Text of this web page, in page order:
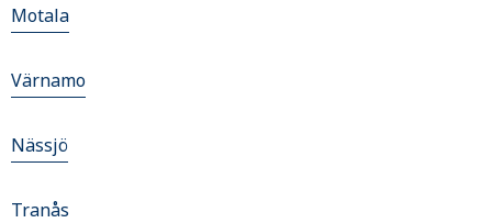
Motala
Värnamo
Nässjö
Tranås